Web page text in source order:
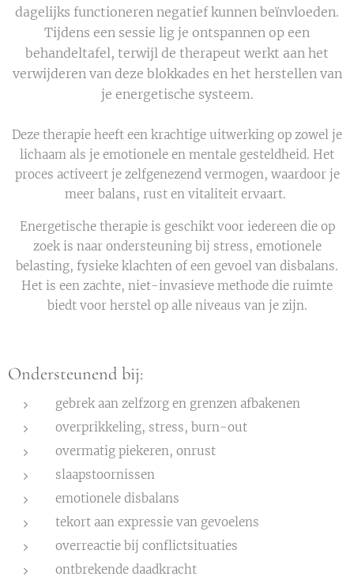
dagelijks functioneren negatief kunnen beïnvloeden.
Tijdens een sessie lig je ontspannen op een
behandeltafel, terwijl de therapeut werkt aan het
verwijderen van deze blokkades en het herstellen van
je energetische systeem.
Deze therapie heeft een krachtige uitwerking op zowel je
lichaam als je emotionele en mentale gesteldheid. Het
proces activeert je zelfgenezend vermogen, waardoor je
meer balans, rust en vitaliteit ervaart.
Energetische therapie is geschikt voor iedereen die op
zoek is naar ondersteuning bij stress, emotionele
belasting, fysieke klachten of een gevoel van disbalans.
Het is een zachte, niet-invasieve methode die ruimte
biedt voor herstel op alle niveaus van je zijn.
Ondersteunend bij:
gebrek aan zelfzorg en grenzen afbakenen
overprikkeling, stress, burn-out
overmatig piekeren, onrust
slaapstoornissen
emotionele disbalans
tekort aan expressie van gevoelens
overreactie bij conflictsituaties
ontbrekende daadkracht